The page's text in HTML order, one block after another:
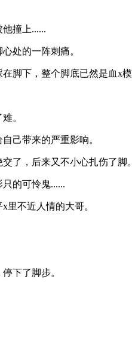
撞上......
处的一阵刺痛。
脚下，整个脚底已然是血x
。
己带来的严重影响。
了，后来又不小心扎伤了脚。
的可怜鬼......
里不近人情的大哥。
下了脚步。